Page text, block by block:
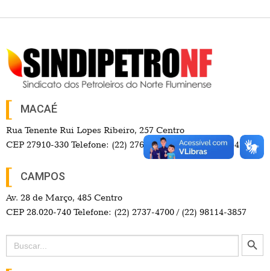
MACAÉ
Rua Tenente Rui Lopes Ribeiro, 257 Centro
CEP 27910-330 Telefone: (22) 2765-9550 / (22) 99742-3547
CAMPOS
Av. 28 de Março, 485 Centro
CEP 28.020-740 Telefone: (22) 2737-4700 / (22) 98114-3857
Search
for:
Search Button